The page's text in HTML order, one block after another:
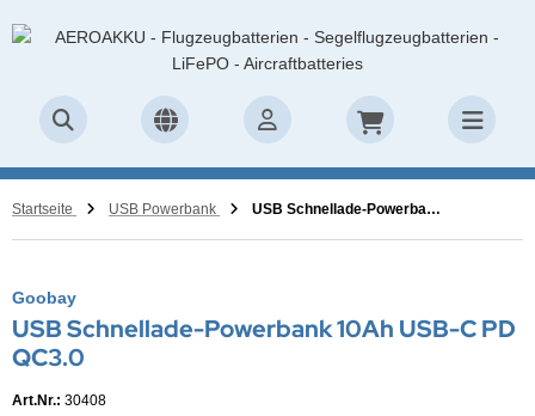
Startseite USB Powerbank USB Schnellade-Powerbank 10Ah USB-C PD QC3.0
Goobay
USB Schnellade-Powerbank 10Ah USB-C PD
QC3.0
Art.Nr.: 30408